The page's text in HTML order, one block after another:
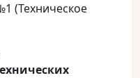
(Техническое